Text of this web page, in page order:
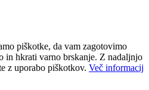
piškotke, da vam zagotovimo
in hkrati varno brskanje. Z nadaljnjo
z uporabo piškotkov. Več informacij